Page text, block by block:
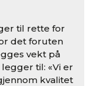
til rette for
det foruten
vekt på
til: «Vi er
kvalitet